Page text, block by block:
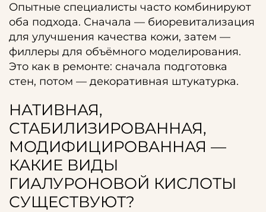
Опытные специалисты часто комбинируют
оба подхода. Сначала — биоревитализация
для улучшения качества кожи, затем —
филлеры для объёмного моделирования.
Это как в ремонте: сначала подготовка
стен, потом — декоративная штукатурка.
НАТИВНАЯ,
СТАБИЛИЗИРОВАННАЯ,
МОДИФИЦИРОВАННАЯ —
КАКИЕ ВИДЫ
ГИАЛУРОНОВОЙ КИСЛОТЫ
СУЩЕСТВУЮТ?